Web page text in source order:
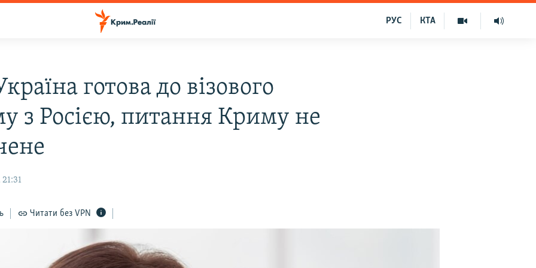
КТА
РУС
готова до візового
з Росією, питання Криму не
Читати без VPN